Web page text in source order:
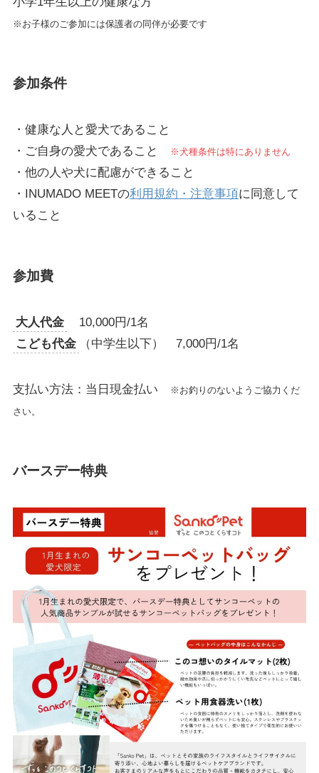
※お子様のご参加には保護者の同伴が必要です
参加条件
・健康な人と愛犬であること
・ご自身の愛犬であること
※犬種条件は特にありません
・他の人や犬に配慮ができること
・INUMADO MEETの利用規約・注意事項に同意して
いること
参加費
大人代金
10,000円/1名
こども代金
（中学生以下） 7,000円/1名
支払い方法：当日現金払い
※お釣りのないようご協力くだ
さい。
バースデー特典